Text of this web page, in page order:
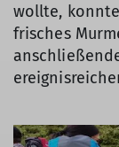
wollte,
frisches